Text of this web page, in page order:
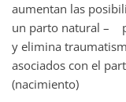
aumentan las
un parto natural –
y elimina
asociados con el
(nacimiento)